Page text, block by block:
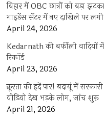
बिहार में OBC छात्रों को बड़ा
गाइडेंस सेंटर में नए दाखिले पर
April 24, 2026
Kedarnath की बर्फीली वादियों
रिकॉर्ड
April 23, 2026
क्रूरता की हदें पार! बदायूं में
वीडियो देख भड़के लोग, जांच शुरू
April 21, 2026